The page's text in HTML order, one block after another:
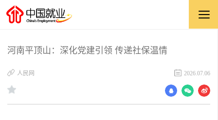
河南平顶山：深化党建引领 传递社保温情
​人民网 2026.07.06